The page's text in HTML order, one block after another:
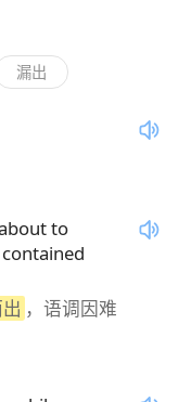
漏出
to
，语调因难